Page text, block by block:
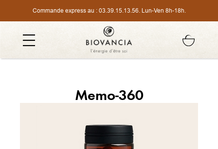
Commande express au : 03.39.15.13.56. Lun-Ven 8h-18h.
Memo-360